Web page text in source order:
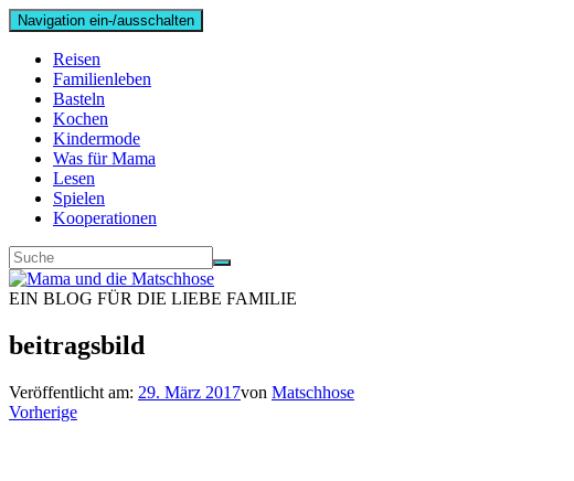
Navigation ein-/ausschalten
Reisen
Familienleben
Basteln
Kochen
Kindermode
Was für Mama
Lesen
Spielen
Kooperationen
EIN BLOG FÜR DIE LIEBE FAMILIE
beitragsbild
Veröffentlicht am: 29. März 2017von Matschhose
Vorherige